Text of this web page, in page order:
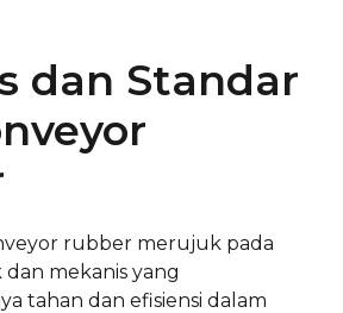
dan Standar
rubber merujuk pada
dan mekanis yang
tahan dan efisiensi dalam